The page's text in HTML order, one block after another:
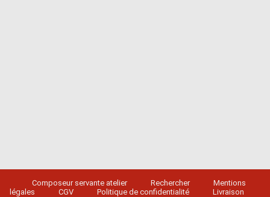
Composeur servante atelier Rechercher
Mentions
légales
CGV Politique de confidentialité Livraison